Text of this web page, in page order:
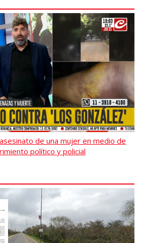
de una mujer en medio de
político y policial